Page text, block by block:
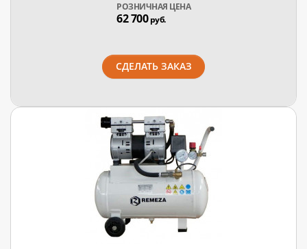
РОЗНИЧНАЯ ЦЕНА
62 700руб.
СДЕЛАТЬ ЗАКАЗ